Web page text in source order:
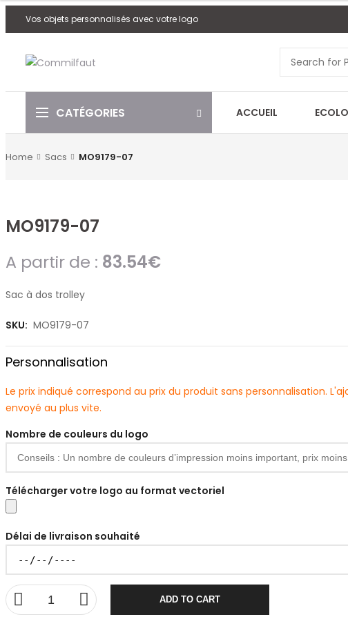
Vos objets personnalisés avec votre logo
CATÉGORIES ACCUEIL
Home Sacs MO9179-07
MO9179-07
A partir de : 83.54€
Sac à dos trolley
SKU: MO9179-07
Personnalisation
Le prix indiqué correspond au prix du produit sans personnalisation.
envoyé au plus vite.
Nombre de couleurs du logo
Télécharger votre logo au format vectoriel
Délai de livraison souhaité
ADD TO CART